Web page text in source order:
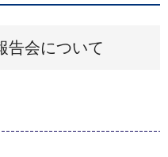
告会について